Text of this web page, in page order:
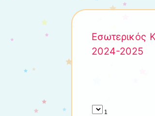
Εσωτερικός
2024-2025